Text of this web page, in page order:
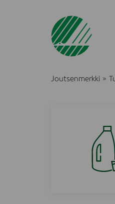
Joutsenmerkki »